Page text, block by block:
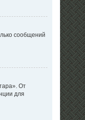
сообщений
От
для